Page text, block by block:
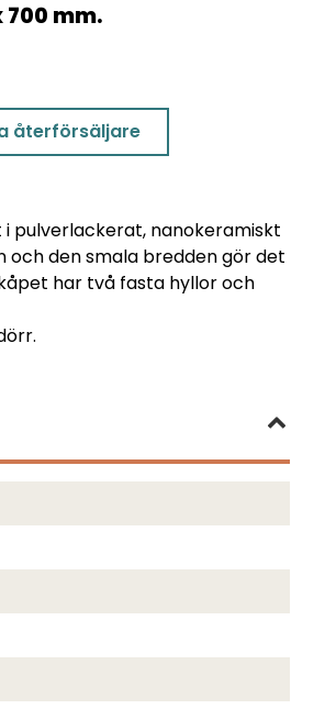
mm.
återförsäljare
pulverlackerat, nanokeramiskt
och den smala bredden gör det
har två fasta hyllor och